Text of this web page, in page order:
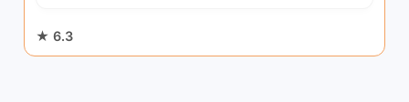
★ 6.3